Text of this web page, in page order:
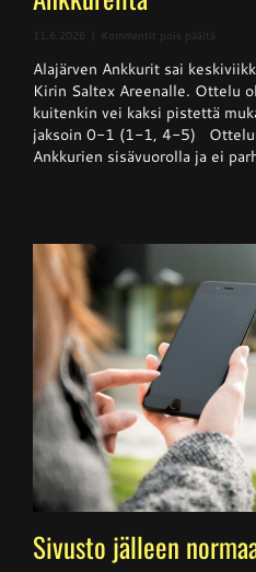
11.6.2026 Kommentit pois päältä
–
Kempele
haki
niukan
voiton
Alajärven Ankkurit sai
Kirin Saltex Areenalle. Ottelu
kuitenkin vei kaksi pistettä
jaksoin 0-1 (1-1, 4-5)
Ankkurien sisävuorolla ja ei
Sivusto jälleen